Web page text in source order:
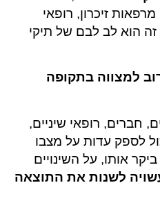
זיכרון, רופאי
הוא לב לבם של תיקי
למצווה בתקופה
חברים, רופאי שיניים,
לספק עדות על מצבו
אותו, על השינויים
לשנות את התוצאה